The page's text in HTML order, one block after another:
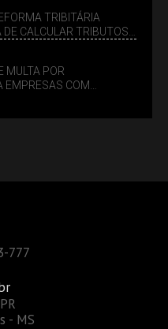
TRIBITÁRIA
CALCULAR TRIBUTOS
MULTA POR
EMPRESAS COM
777
PR
- MS